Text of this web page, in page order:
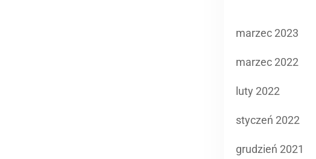
marzec 2023
marzec 2022
luty 2022
styczeń 2022
grudzień 2021